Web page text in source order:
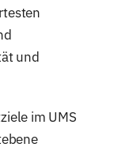
und
im UMS